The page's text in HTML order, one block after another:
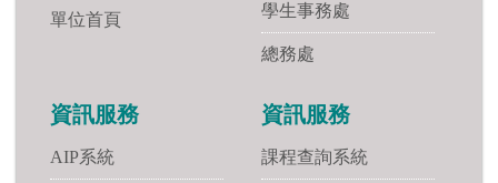
單位首頁 學生事務處
總務處
資訊服務
AIP系統
資訊服務
課程查詢系統